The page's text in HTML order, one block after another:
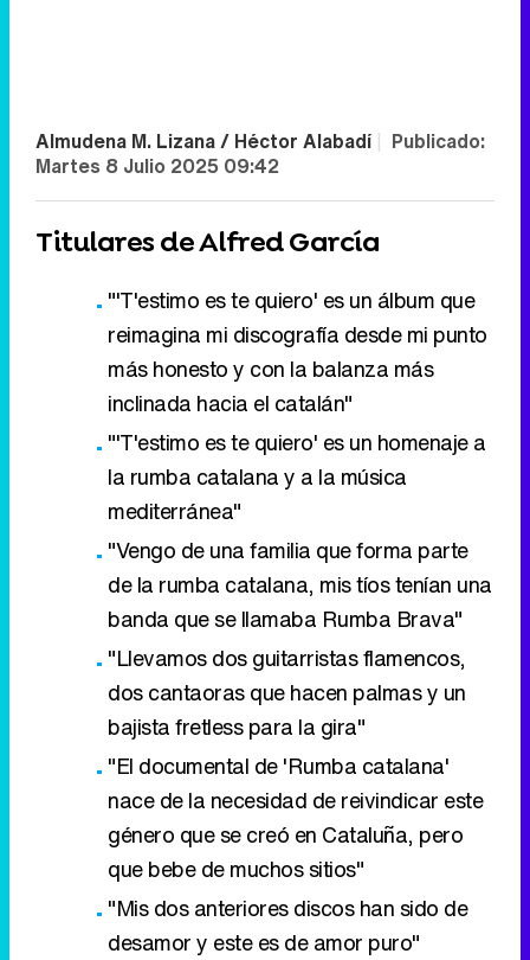
Almudena M. Lizana / Héctor Alabadí | Publicado:
Martes 8 Julio 2025 09:42
Titulares de Alfred García
"'T'estimo es te quiero' es un álbum que
reimagina mi discografía desde mi punto
más honesto y con la balanza más
inclinada hacia el catalán"
"'T'estimo es te quiero' es un homenaje a
la rumba catalana y a la música
mediterránea"
"Vengo de una familia que forma parte
de la rumba catalana, mis tíos tenían una
banda que se llamaba Rumba Brava"
"Llevamos dos guitarristas flamencos,
dos cantaoras que hacen palmas y un
bajista fretless para la gira"
"El documental de 'Rumba catalana'
nace de la necesidad de reivindicar este
género que se creó en Cataluña, pero
que bebe de muchos sitios"
"Mis dos anteriores discos han sido de
desamor y este es de amor puro"